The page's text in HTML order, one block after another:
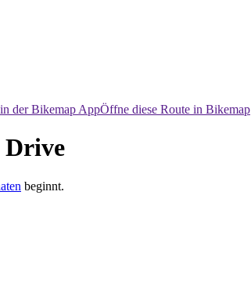
der Bikemap AppÖffne diese Route in Bikemap
Drive
beginnt.